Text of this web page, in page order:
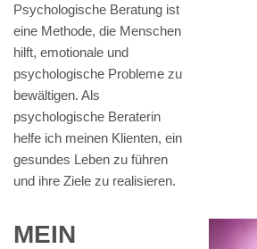
Psychologische Beratung ist
eine Methode, die Menschen
hilft, emotionale und
psychologische Probleme zu
bewältigen. Als
psychologische Beraterin
helfe ich meinen Klienten, ein
gesundes Leben zu führen
und ihre Ziele zu realisieren.
MEIN